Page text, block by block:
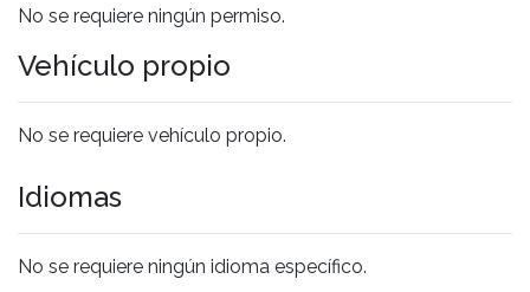
No se requiere ningún permiso.
Vehículo propio
No se requiere vehículo propio.
Idiomas
No se requiere ningún idioma específico.